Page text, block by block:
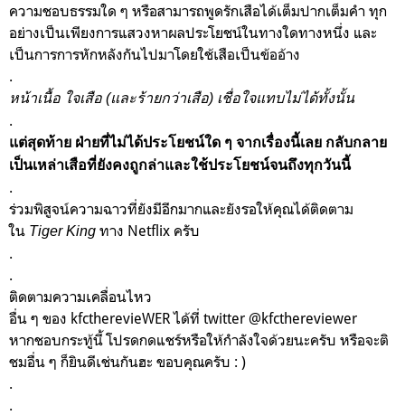
ความชอบธรรมใด ๆ หรือสามารถพูดรักเสือได้เต็มปากเต็มคำ ทุก
อย่างเป็นเพียงการแสวงหาผลประโยชน์ในทางใดทางหนึ่ง และ
เป็นการการหักหลังกันไปมาโดยใช้เสือเป็นข้ออ้าง
.
หน้าเนื้อ ใจเสือ (และร้ายกว่าเสือ) เชื่อใจแทบไม่ได้ทั้งนั้น
.
แต่สุดท้าย ฝ่ายที่ไม่ได้ประโยชน์ใด ๆ จากเรื่องนี้เลย กลับกลาย
เป็นเหล่าเสือที่ยังคงถูกล่าและใช้ประโยชน์จนถึงทุกวันนี้
.
ร่วมพิสูจน์ความฉาวที่ยังมีอีกมากและยังรอให้คุณได้ติดตาม
ใน Tiger King ทาง Netflix ครับ
.
.
ติดตามความเคลื่อนไหว
อื่น ๆ ของ kfctherevieWER ได้ที่ twitter @kfcthereviewer
หากชอบกระทู้นี้ โปรดกดแชร์หรือให้กำลังใจด้วยนะครับ หรือจะติ
ชมอื่น ๆ ก็ยินดีเช่นกันฮะ ขอบคุณครับ : )
.
.